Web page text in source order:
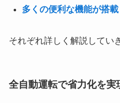
多くの便利な機能が搭載
それぞれ詳しく解説してい
全自動運転で省力化を実